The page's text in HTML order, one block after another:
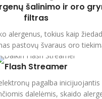
šalinimo ir oro
filtras
alergenus, tokius kaip
pastovų švaraus oro
Flash Streamer
pagalba inicijuojantis
dalelėmis, skaido